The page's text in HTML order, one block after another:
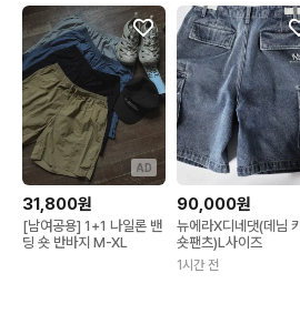
AD
31,800원
[남여공용] 1+1 나일론 밴
딩 숏 반바지 M-XL
90,000원
뉴에라X디네댓(데님
숏팬츠)L사이즈
1시간 전